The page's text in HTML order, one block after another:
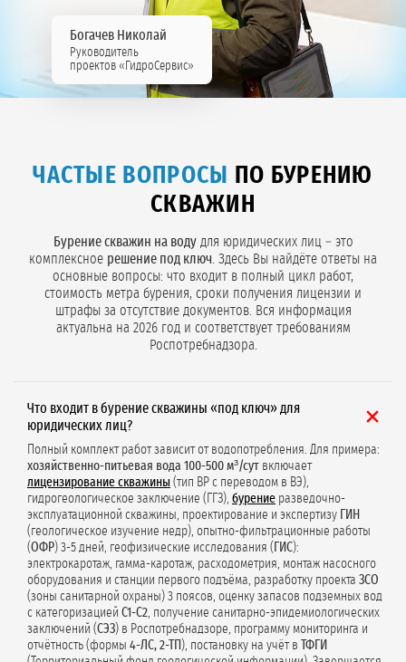
Богачев Николай
Руководитель
проектов «ГидроСервис»
ЧАСТЫЕ ВОПРОСЫ
ПО БУРЕНИЮ
СКВАЖИН
Бурение скважин на водудля юридических лиц – это
комплексное решение под ключ . Здесь Вы найдёте ответы на
основные вопросы: что входит в полный цикл работ,
стоимость метра бурения, сроки получения лицензии и
штрафы за отсутствие документов. Вся информация
актуальна на 2026 год и соответствует требованиям
Роспотребнадзора.
Что входит в бурение скважины «под ключ» для
юридических лиц?
Полный комплект работ зависит от водопотребления. Для примера:
хозяйственно-питьевая вода 100-500 м³/сут включает
лицензирование скважины (тип ВР с переводом в ВЭ),
гидрогеологическое заключение (ГГЗ), бурение разведочно-
эксплуатационной скважины, проектирование и экспертизу
ГИН
(геологическое изучение недр), опытно-фильтрационные работы
(ОФР) 3-5 дней, геофизические исследования ( ГИС):
электрокаротаж, гамма-каротаж, расходометрия, монтаж насосного
оборудования и станции первого подъёма, разработку проекта ЗСО
(зоны санитарной охраны) 3 поясов, оценку запасов подземных вод
с категоризацией С1-С2, получение санитарно-эпидемиологических
заключений (СЭЗ) в Роспотребнадзоре, программу мониторинга и
отчётность (формы 4-ЛС, 2-ТП ), постановку на учёт в ТФГИ